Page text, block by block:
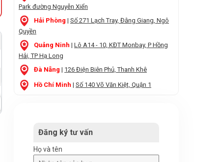
Park đường Nguyễn Xiển
Hải Phòng | Số 271 Lạch Tray, Đằng Giang, Ngô
Quyền
Quảng Ninh | Lô A14 - 10, KĐT Monbay, P Hồng
Hải, TP Hạ Long
Đà Nẵng | 126 Điện Biên Phủ, Thanh Khê
Hồ Chí Minh | Số 140 Võ Văn Kiệt, Quận 1
Đăng ký tư vấn
Họ và tên